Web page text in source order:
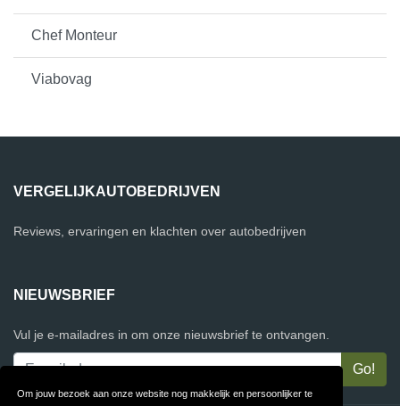
Om jouw bezoek aan onze website nog makkelijk en persoonlijker te
Chef Monteur
Viabovag
VERGELIJKAUTOBEDRIJVEN
Reviews, ervaringen en klachten over autobedrijven
NIEUWSBRIEF
Vul je e-mailadres in om onze nieuwsbrief te ontvangen.